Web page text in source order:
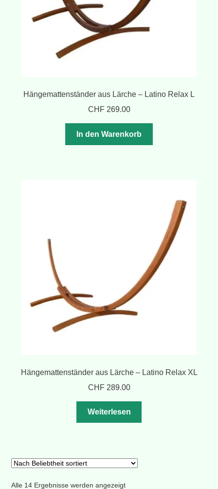
Hängemattenständer aus Lärche – Latino Relax L
CHF269.00
In den Warenkorb
Hängemattenständer aus Lärche – Latino Relax XL
CHF289.00
Weiterlesen
Alle 14 Ergebnisse werden angezeigtNach